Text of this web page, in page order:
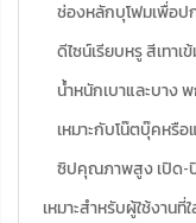
ช่องหลักบุโฟมเพื่อป
ดีไซน์เรียบหรู สีเทาเ
น้ำหนักเบาและบาง
เหมาะกับโน๊ตบุ๊คหรือ
ซิปคุณภาพสูง เปิด-
เหมาะสำหรับผู้ใช้งานที่